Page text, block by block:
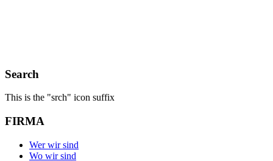
Search
This is the "srch" icon suffix
FIRMA
Wer wir sind
Wo wir sind